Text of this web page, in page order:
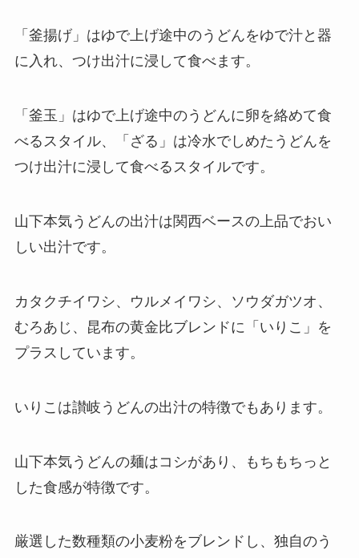
「釜揚げ」はゆで上げ途中のうどんをゆで汁と器
に入れ、つけ出汁に浸して食べます。
「釜玉」はゆで上げ途中のうどんに卵を絡めて食
べるスタイル、「ざる」は冷水でしめたうどんを
つけ出汁に浸して食べるスタイルです。
山下本気うどんの出汁は関西ベースの上品でおい
しい出汁です。
カタクチイワシ、ウルメイワシ、ソウダガツオ、
むろあじ、昆布の黄金比ブレンドに「いりこ」を
プラスしています。
いりこは讃岐うどんの出汁の特徴でもあります。
山下本気うどんの麺はコシがあり、もちもちっと
した食感が特徴です。
厳選した数種類の小麦粉をブレンドし、独自のう